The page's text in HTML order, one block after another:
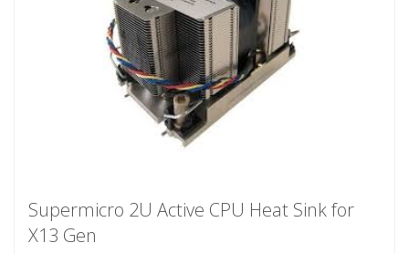
Supermicro 2U Active CPU Heat Sink for
X13 Gen